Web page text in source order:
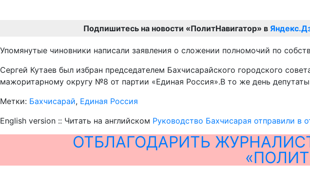
Подпишитесь на новости «ПолитНавигатор» в
Упомянутые чиновники написали заявления о сложении полномочий по
Сергей Кутаев был избран председателем Бахчисарайского городского
мажоритарному округу №8 от партии «Единая Россия».В то же день
Метки: Бахчисарай, Единая Россия
English version :: Читать на английском Руководство Бахчисарая отправили в
ОТБЛАГОДАРИТЬ